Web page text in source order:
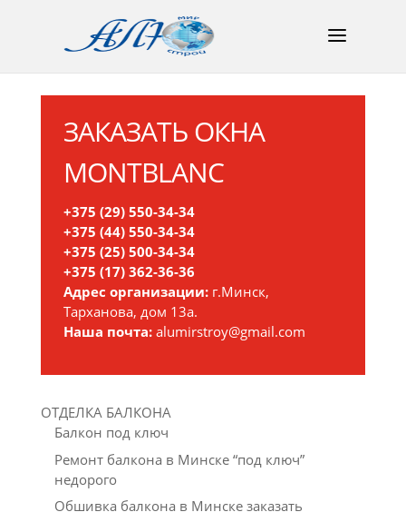
ЗАКАЗАТЬ ОКНА
MONTBLANC
+375 (29) 550-34-34
+375 (44) 550-34-34
+375 (25) 500-34-34
+375 (17) 362-36-36
Адрес организации: г.Минск,
Тарханова, дом 13а.
Наша почта: alumirstroy@gmail.com
ОТДЕЛКА БАЛКОНА
Балкон под ключ
Ремонт балкона в Минске “под ключ”
недорого
Обшивка балкона в Минске заказать